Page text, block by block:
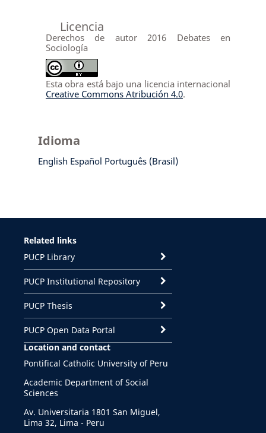
Licencia
Derechos de autor 2016 Debates en
Sociología
Esta obra está bajo una licencia internacional
Creative Commons Atribución 4.0.
Idioma
English Español Português (Brasil)
Related links
PUCP Library
PUCP Institutional Repository
PUCP Thesis
PUCP Open Data Portal
Location and contact
Pontifical Catholic University of Peru
Academic Department of Social
Sciences
Av. Universitaria 1801 San Miguel,
Lima 32, Lima - Peru